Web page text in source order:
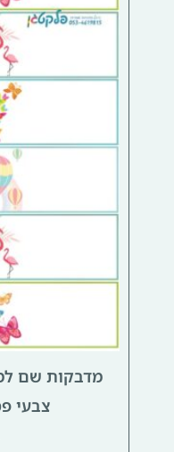
מדבקות שם
צבעי